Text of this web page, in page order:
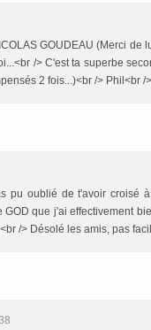
GOUDEAU (Merci
/> C'est ta superbe
2 fois...)<br /> Phil<br
pu oublié de t'avoir croisé
GOD que j'ai effectivement
/> Désolé les amis, pas